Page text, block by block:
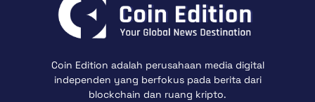
Coin Edition adalah perusahaan media digital
independen yang berfokus pada berita dari
blockchain dan ruang kripto.